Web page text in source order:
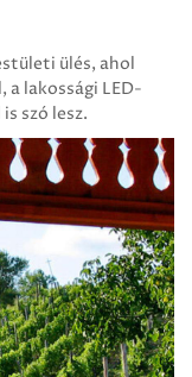
ülés, ahol
lakossági LED-
szó lesz.